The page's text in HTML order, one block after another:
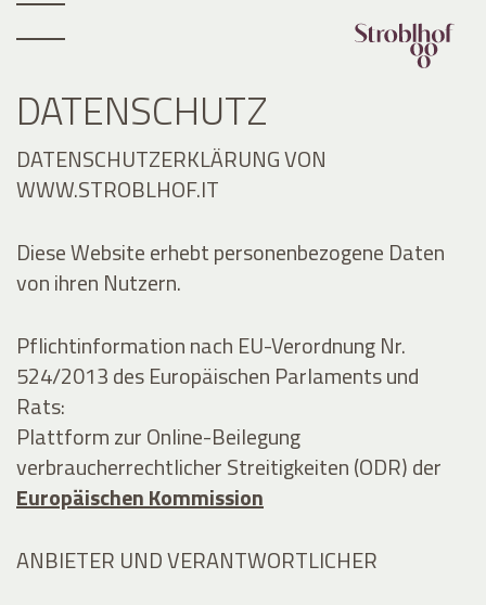
DATENSCHUTZ
DATENSCHUTZERKLÄRUNG VON
WWW.STROBLHOF.IT
Diese Website erhebt personenbezogene Daten
von ihren Nutzern.
Pflichtinformation nach EU-Verordnung Nr.
524/2013 des Europäischen Parlaments und
Rats:
Plattform zur Online-Beilegung
verbraucherrechtlicher Streitigkeiten (ODR) der
Europäischen Kommission
ANBIETER UND VERANTWORTLICHER